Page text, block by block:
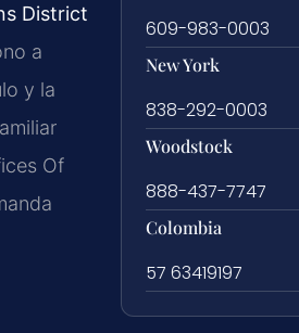
District
a
y la
Of
609-983-0003
New York
838-292-0003
Woodstock
888-437-7747
Colombia
57 63419197